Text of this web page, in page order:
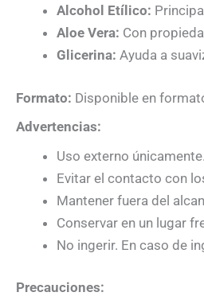
Alcohol Etílico:
Aloe Vera: Con
Glicerina: Ayuda a
Formato: Disponible en
Advertencias:
Uso externo únicamente.
Evitar el contacto con
Mantener fuera del
Conservar en un lugar
No ingerir. En caso de
Precauciones: